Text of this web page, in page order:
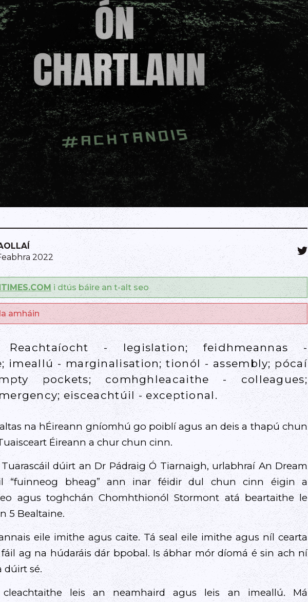
2022
i dtús báire an t-alt seo
amháin
Reachtaíocht - legislation; feidhmeannas -
imeallú - marginalisation; tionól - assembly; pócaí
pockets; comhghleacaithe - colleagues;
eisceachtúil - exceptional.
na hÉireann gníomhú go poiblí agus an deis a thapú chun
Éireann a chur chun cinn.
dúirt an Dr Pádraig Ó Tiarnaigh, urlabhraí An Dream
“fuinneog bheag” ann inar féidir dul chun cinn éigin a
agus toghchán Chomhthionól Stormont atá beartaithe le
5 Bealtaine.
eile imithe agus caite. Tá seal eile imithe agus níl cearta
ag na húdaráis dár bpobal. Is ábhar mór díomá é sin ach ní
dúirt sé.
leis an neamhaird agus leis an imeallú. Má